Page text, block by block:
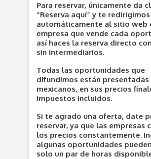
Para reservar, únicamente da
“Reserva aquí” y te redirigimos
automáticamente al sitio web
empresa que vende cada
así haces la reserva directo
sin intermediarios.
Todas las oportunidades que
difundimos están presentadas
mexicanos, en sus precios
impuestos incluidos.
Si te agrado una oferta, date
reservar, ya que las empresas
los precios constantemente.
algunas oportunidades
solo un par de horas